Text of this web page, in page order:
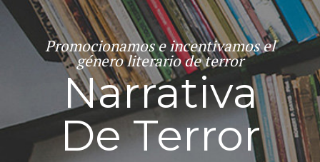
Publicamos libros de calidad dentro
del género de terror
Nuestro
Objetivo